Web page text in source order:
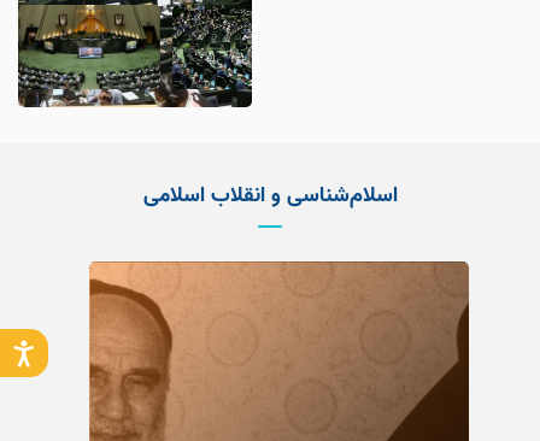
اسلام‌شناسی و انقلاب اسلامی